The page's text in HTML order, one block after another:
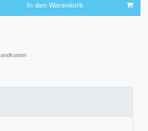
In den Warenkorb